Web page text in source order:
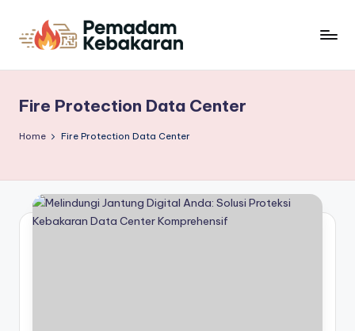
Skip
content
m
a
m
dan
Perlindungan
Kebakaran
Fire Protection Data Center
Home Fire Protection Data Center